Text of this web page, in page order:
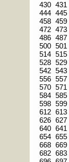
430 431
444 445
458 459
472 473
486 487
500 501
514 515
528 529
542 543
556 557
570 571
584 585
598 599
612 613
626 627
640 641
654 655
668 669
682 683